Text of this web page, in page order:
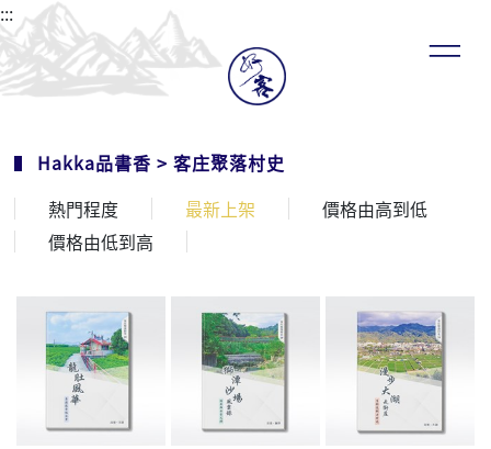
:::
Hakka品書香 > 客庄聚落村史
熱門程度
最新上架
價格由高到低
價格由低到高